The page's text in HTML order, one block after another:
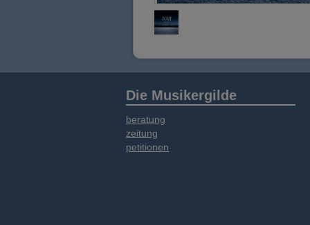
Die Musikergilde
beratung
zeitung
petitionen